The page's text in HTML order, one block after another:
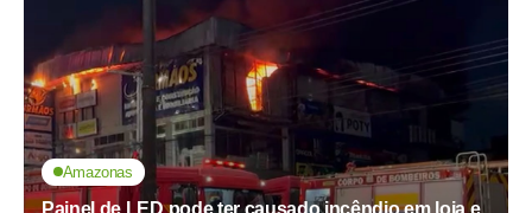
Amazonas
Painel de LED pode ter causado incêndio em loja e